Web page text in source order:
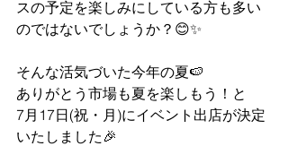
スの予定を楽しみにしている方も多い
のではないでしょうか？😊✨
そんな活気づいた今年の夏🍉
ありがとう市場も夏を楽しもう！と
7月17日(祝・月)にイベント出店が決定
いたしました🎉